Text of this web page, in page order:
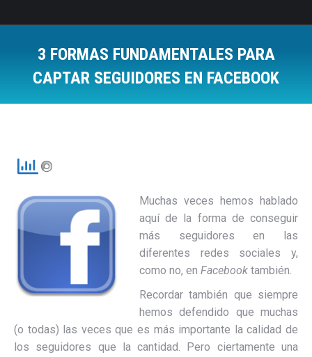
3 FORMAS FUNDAMENTALES PARA
CAPTAR SEGUIDORES EN FACEBOOK
Muchas veces hemos hablado
aquí de la forma de conseguir
más seguidores en las
diferentes redes sociales y,
como no, en Facebook también.
Recordar también que siempre
hemos defendido que muchas
(o todas) las veces que es más importante la calidad de
los seguidores que la cantidad. Pero ciertamente una